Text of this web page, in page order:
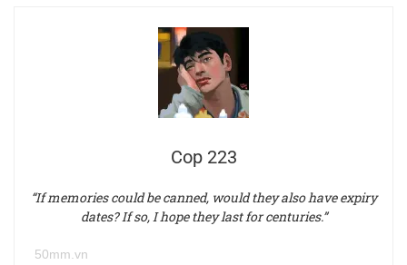
Cop 223
“If memories could be canned, would they also have expiry
dates? If so, I hope they last for centuries.”
50mm.vn